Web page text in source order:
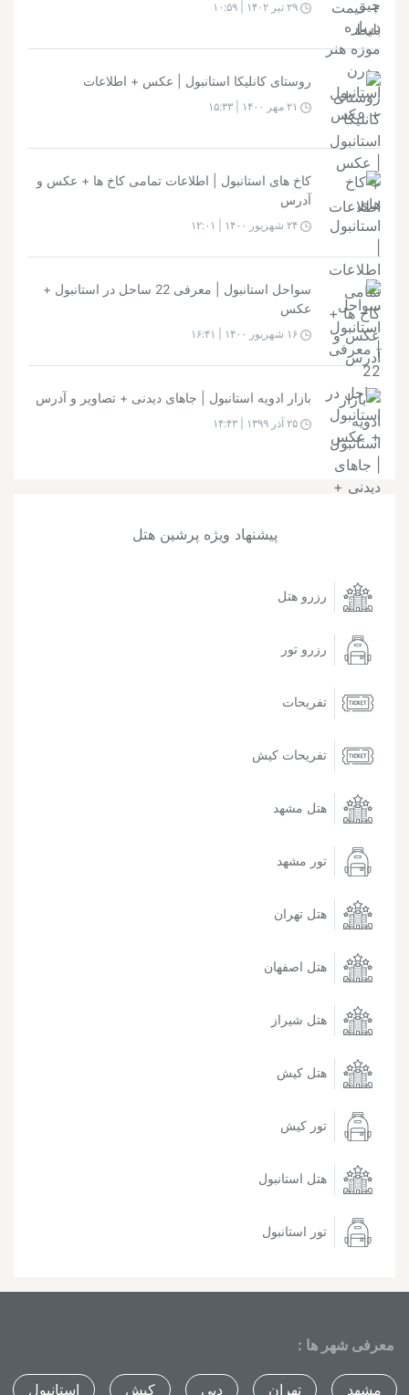
روستای کانلیکا استانبول | عکس + اطلاعات
کاخ های استانبول | اطلاعات تمامی کاخ ها + عکس و
آدرس
سواحل استانبول | معرفی 22 ساحل در استانبول +
عکس
بازار ادویه استانبول | جاهای دیدنی + تصاویر و آدرس
پیشنهاد ویژه پرشین هتل
رزرو هتل
رزرو تور
تفریحات
تفریحات کیش
هتل مشهد
تور مشهد
هتل تهران
هتل اصفهان
هتل شیراز
هتل کیش
تور کیش
هتل استانبول
تور استانبول
معرفی شهر ها :
مشهد تهران دبی کیش استانبول